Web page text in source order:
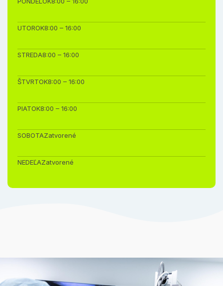
UTOROK8:00 – 16:00
STREDA8:00 – 16:00
ŠTVRTOK8:00 – 16:00
PIATOK8:00 – 16:00
SOBOTAZatvorené
NEDEĽAZatvorené